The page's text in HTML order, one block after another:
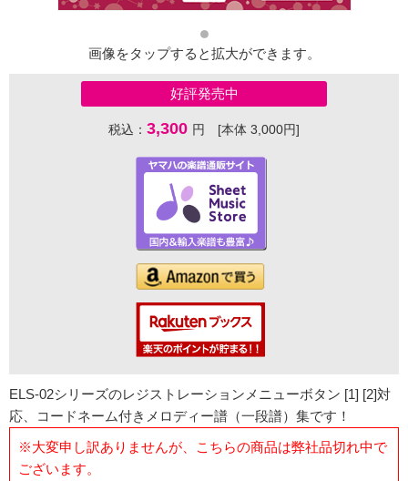
画像をタップすると拡大ができます。
好評発売中
税込： 3,300 円 [本体 3,000円]
ELS-02シリーズのレジストレーションメニューボタン [1] [2]対
応、コードネーム付きメロディー譜（一段譜）集です！
※大変申し訳ありませんが、こちらの商品は弊社品切れ中で
ございます。